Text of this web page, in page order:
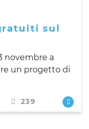
sul
novembre a
un progetto di
239